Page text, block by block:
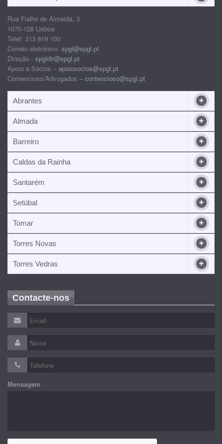
Rua Fialho de Almeida, 3
1070-128 Lisboa
Telef: 213 819 100
Correio eletrónico: spgl@spgl.pt
Direção - spgldir@spgl.pt
Apoio a Sócios – apoiosocios@spgl.pt
Contencioso/Advogados – contencioso@spgl.pt
Abrantes
Almada
Barreiro
Caldas da Rainha
Santarém
Setúbal
Tomar
Torres Novas
Torres Vedras
Contacte-nos
Mensagem